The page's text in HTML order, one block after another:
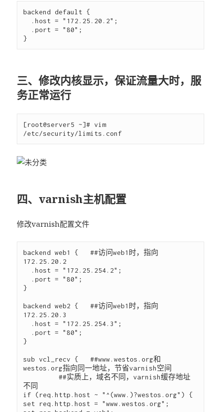
backend default {
三、修改内核显示，保证流量大时，服
务正常运行
[root@server5 ~]# vim
四、varnish主机配置
修改varnish配置文件
backend web1 {   ##访问web1时，指向
172.25.20.2
}
backend web2 {   ##访问web1时，指向
172.25.20.3
}
sub vcl_recv {   ##www.westos.org和
westos.org指向同一地址，节省varnish空间
         ##实质上，域名不同，varnish缓存地址
不同
if (req.http.host ~ "^(www.)?westos.org") {
set req.http.host = "www.westos.org";